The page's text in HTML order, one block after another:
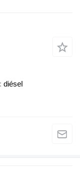
diésel